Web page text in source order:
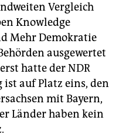
Vergleich
Knowledge
Mehr Demokratie
ausgewertet
hatte der NDR
auf Platz eins, den
mit Bayern,
Länder haben kein